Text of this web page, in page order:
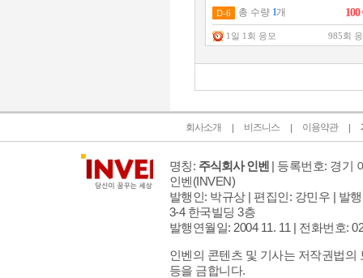
D-6 총 수량 1개 100
1일 1회 응모 985회
회사소개 비즈니스 이용약관
명칭: 주식회사 인벤 | 등록번호: 경기
인벤(INVEN)
발행인: 박규상 | 편집인: 강민우 | 발
3-4 한국빌딩 3층
발행연월일: 2004 11. 11 | 전화번호:
인벤의 콘텐츠 및 기사는 저작권법의
등을 금합니다.